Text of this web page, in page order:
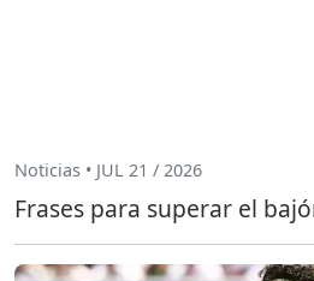
Noticias • JUL 21 / 2026
Frases para superar el